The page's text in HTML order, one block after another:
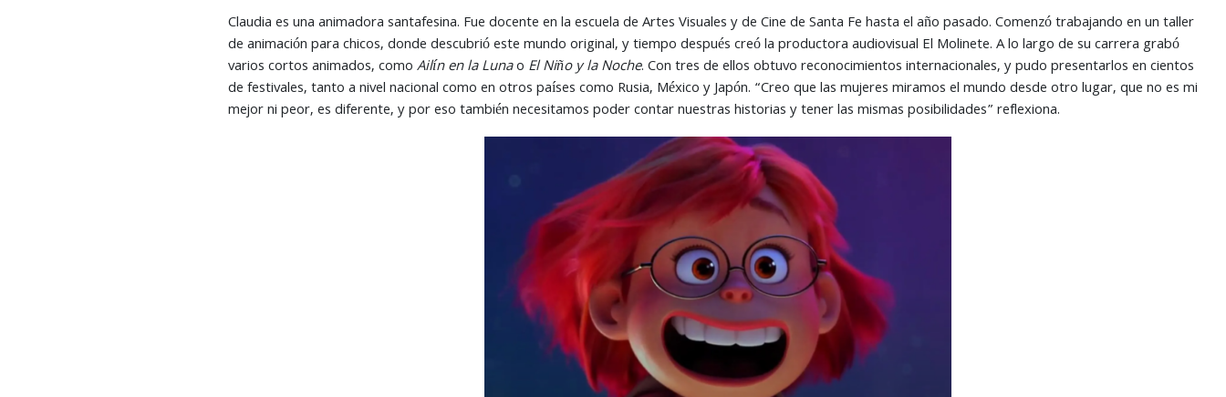
Claudia es una animadora santafesina. Fue docente en la escuela de Artes Visuales y de Cine de Santa Fe hasta el año pasado. Comenzó trabajando en un taller
de animación para chicos, donde descubrió este mundo original, y tiempo después creó la productora audiovisual El Molinete. A lo largo de su carrera grabó
varios cortos animados, comoAilín en la Lunao El Niño y la Noche. Con tres de ellos obtuvo reconocimientos internacionales, y pudo presentarlos en cientos
de festivales, tanto a nivel nacional como en otros países como Rusia, México y Japón. “Creo que las mujeres miramos el mundo desde otro lugar, que no es mi
mejor ni peor, es diferente, y por eso también necesitamos poder contar nuestras historias y tener las mismas posibilidades” reflexiona.